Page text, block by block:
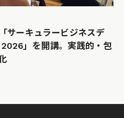
サーキュラービジネスデ
」を開講。実践的・包